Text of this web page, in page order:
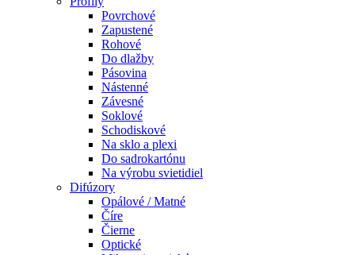
Povrchové
Zapustené
Rohové
Do dlažby
Pásovina
Nástenné
Závesné
Soklové
Schodiskové
Na sklo a plexi
Do sadrokartónu
Na výrobu svietidiel
Difúzory
Opálové / Matné
Číre
Čierne
Optické